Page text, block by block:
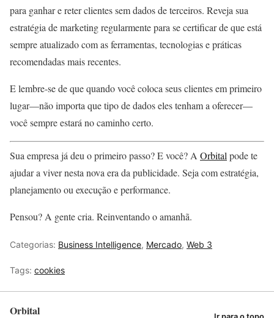
para ganhar e reter clientes sem dados de terceiros. Reveja sua
estratégia de marketing regularmente para se certificar de que está
sempre atualizado com as ferramentas, tecnologias e práticas
recomendadas mais recentes.
E lembre-se de que quando você coloca seus clientes em primeiro
lugar—não importa que tipo de dados eles tenham a oferecer—
você sempre estará no caminho certo.
Sua empresa já deu o primeiro passo? E você? A Orbital pode te
ajudar a viver nesta nova era da publicidade. Seja com estratégia,
planejamento ou execução e performance.
Pensou? A gente cria. Reinventando o amanhã.
Categorias: Business Intelligence, Mercado, Web 3
Tags: cookies
Orbital